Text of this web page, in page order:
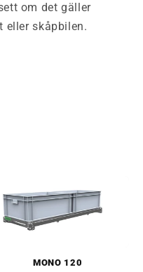
om det gäller
eller skåpbilen.
MONO 120